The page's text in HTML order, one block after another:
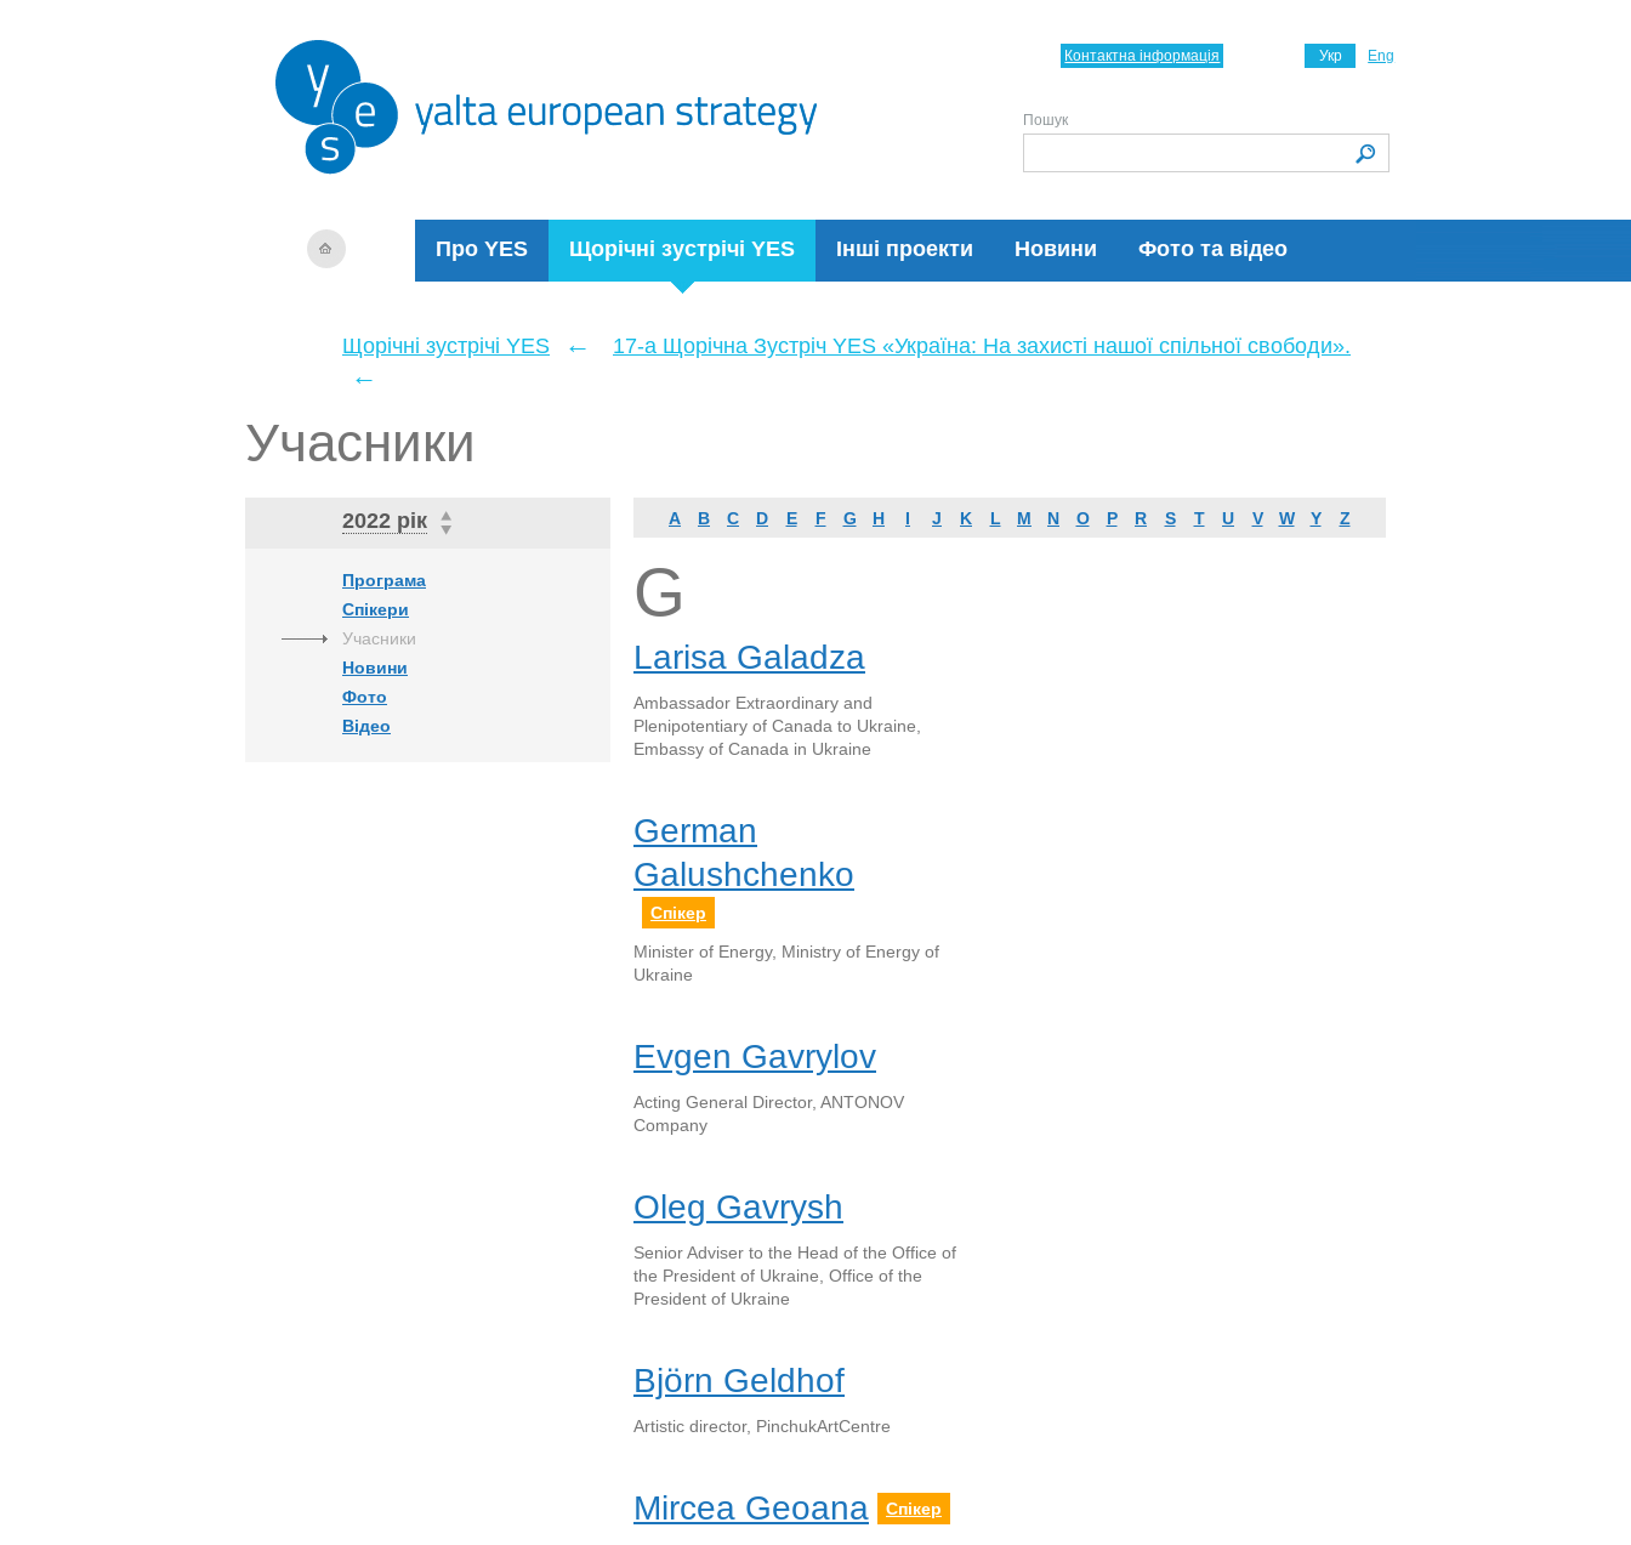
Про YES Щорічні зустрічі YES Інші проекти Новини Фото та відео
Укр Eng
Контактна інформація
Пошук
Щорічні зустрічі YES ← 17-а Щорічна Зустріч YES «Україна: На захисті нашої спільної свободи».
←
Учасники
2022 рік
Програма
Спікери
Учасники
Новини
Фото
Відео
A B C D E F G H I J K L M N O P R S T U V W Y Z
G
Larisa Galadza
Ambassador Extraordinary and
Plenipotentiary of Canada to Ukraine,
Embassy of Canada in Ukraine
German
Galushchenko
Спікер
Minister of Energy, Ministry of Energy of
Ukraine
Evgen Gavrylov
Acting General Director, ANTONOV
Company
Oleg Gavrysh
Senior Adviser to the Head of the Office of
the President of Ukraine, Office of the
President of Ukraine
Björn Geldhof
Artistic director, PinchukArtCentre
Mircea Geoana Спікер